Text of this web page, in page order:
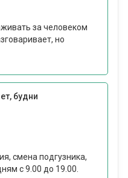
за человеком
но
будни
смена подгузника,
с 9.00 до 19.00.